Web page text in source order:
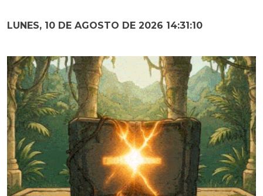
LUNES, 10 DE AGOSTO DE 2026 14:31:11